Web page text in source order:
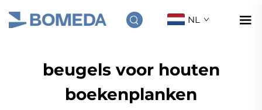
NL
beugels voor houten
boekenplanken